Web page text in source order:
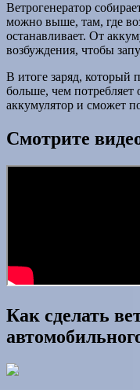
Ветрогенератор
можно выше, там, где
останавливает. От
возбуждения, чтобы
В итоге заряд, который
больше, чем потребляет
аккумулятор и сможет
Смотрите
Как сделать